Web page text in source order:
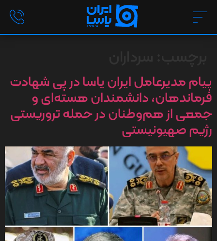
پیام مدیرعامل ایران یاسا در پی شهادت
فرماندهان، دانشمندان هسته‌ای و
جمعی از هم‌وطنان در حمله تروریستی
رژیم صهیونیستی